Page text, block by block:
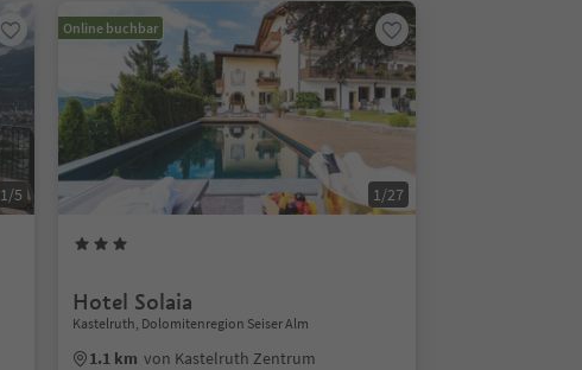
1/5
Online buchbar
1/27
Hotel Solaia
Kastelruth, Dolomitenregion Seiser Alm
1.1 km von Kastelruth Zentrum